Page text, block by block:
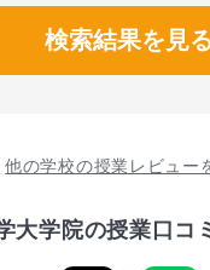
検索結果を見
他の学校の授業レビュー
大学院の授業口コ